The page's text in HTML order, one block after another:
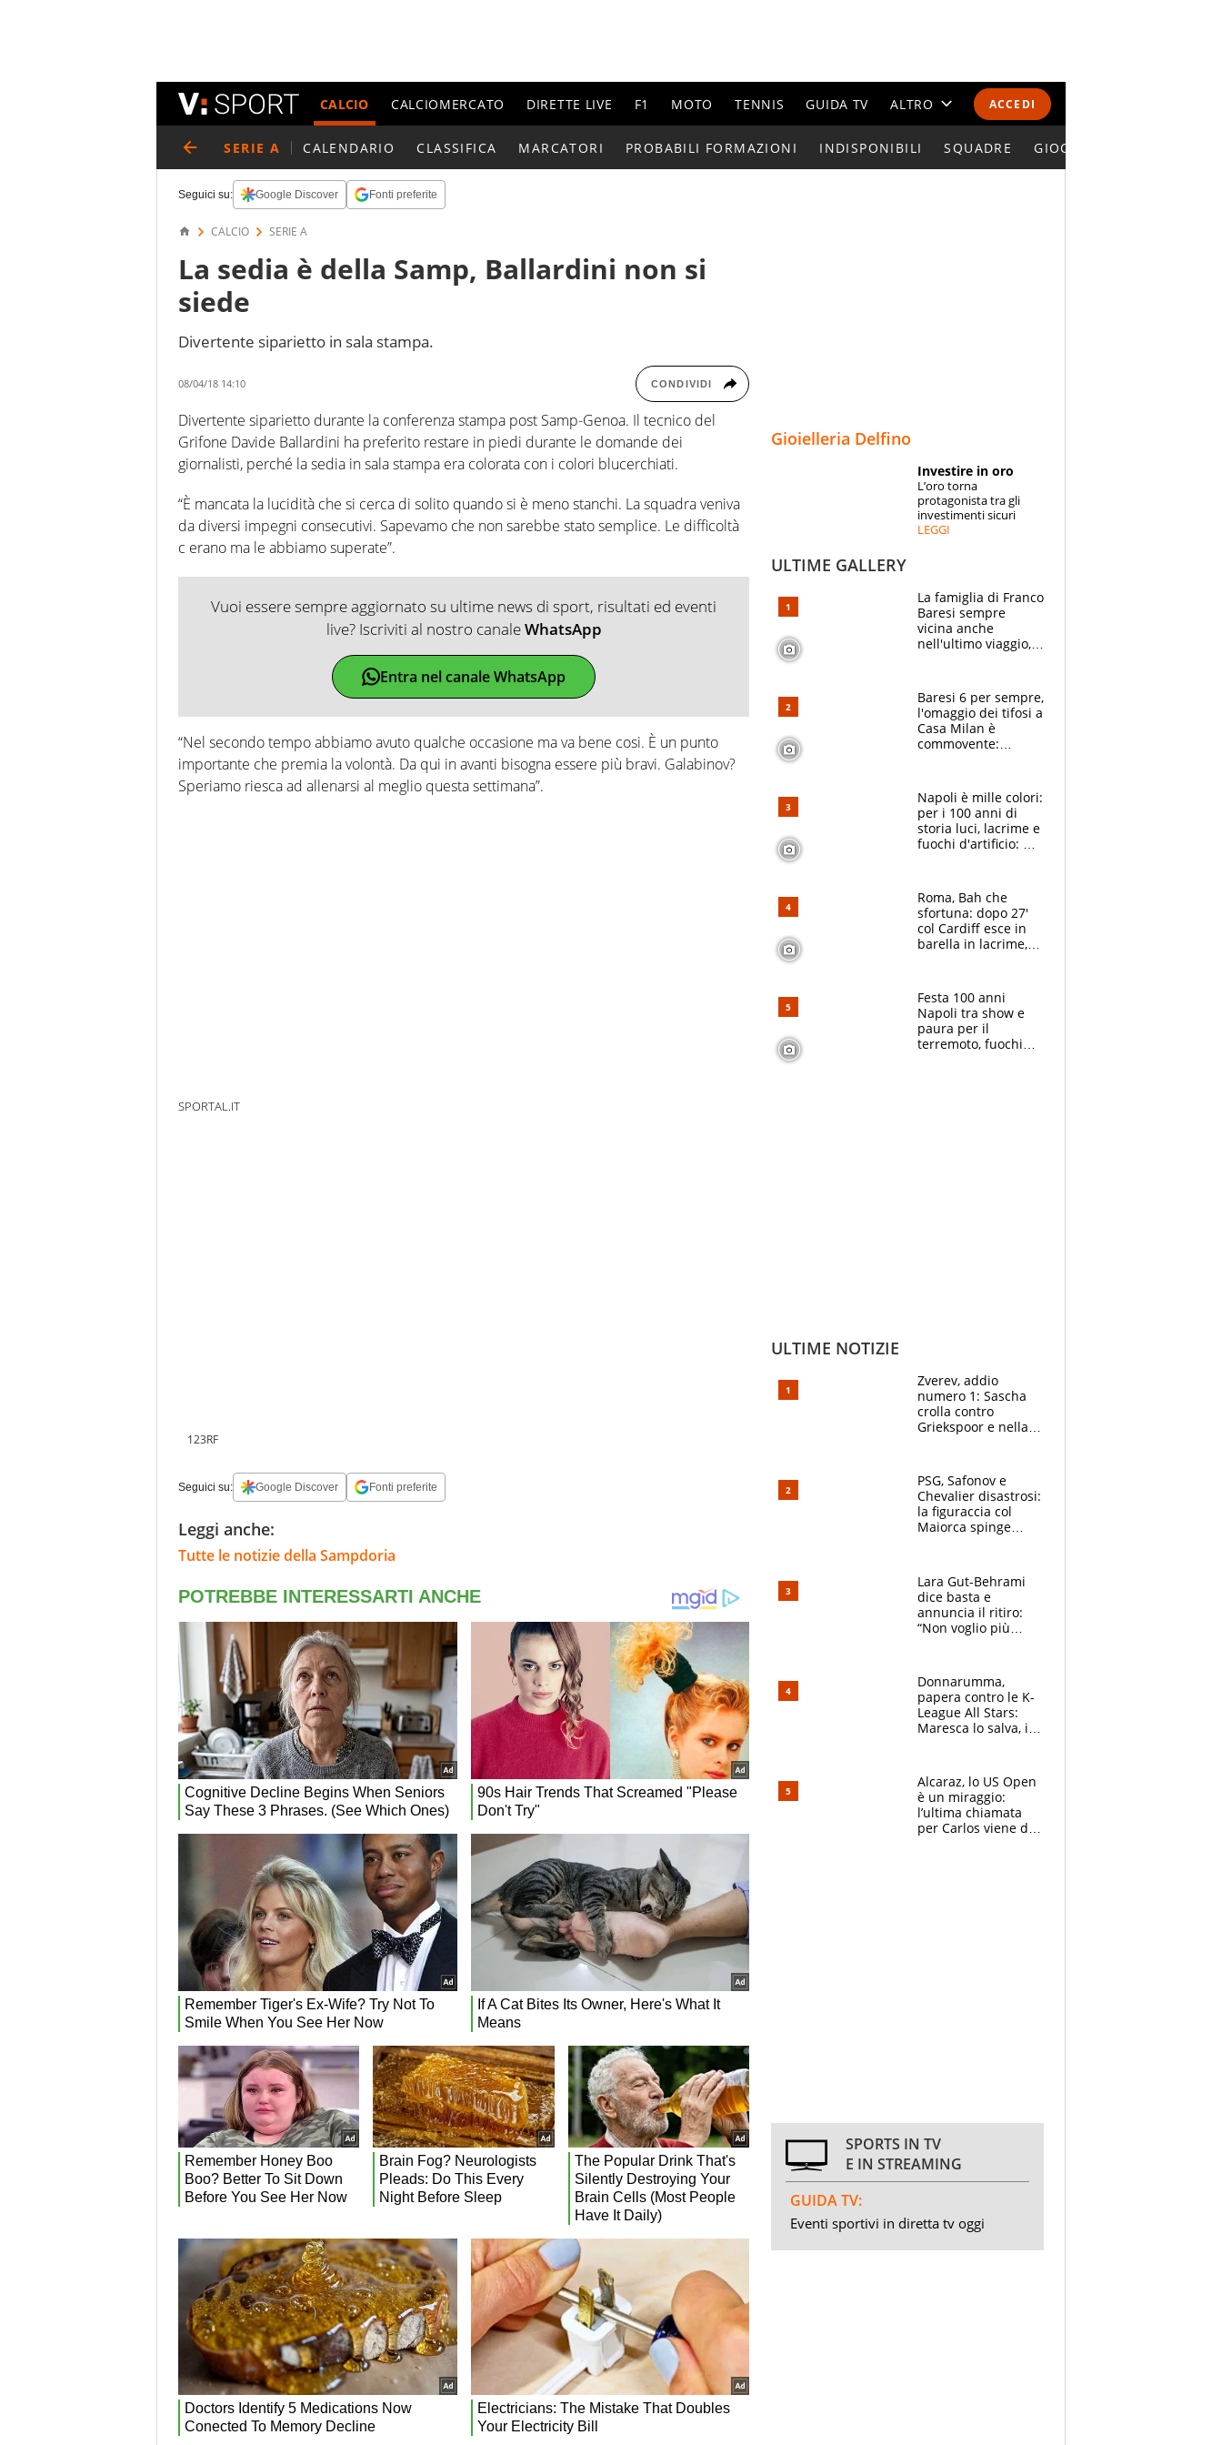
ACCEDI
CALCIO CALCIOMERCATO DIRETTE LIVE F1 MOTO TENNIS GUIDA TV ALTRO
CALENDARI E CLASSIFICHE
ESPERTI
SERIE A CALENDARIO CLASSIFICA MARCATORI PROBABILI FORMAZIONI INDISPONIBILI SQUADRE GIOCATORI SERIE A
Seguici su: Google Discover Fonti preferite
CALCIO SERIE A
La sedia è della Samp, Ballardini non si
siede
Divertente siparietto in sala stampa.
08/04/18 14:10 CONDIVIDI
Divertente siparietto durante la conferenza stampa post Samp-Genoa. Il tecnico del
Grifone Davide Ballardini ha preferito restare in piedi durante le domande dei
giornalisti, perché la sedia in sala stampa era colorata con i colori blucerchiati.
“È mancata la lucidità che si cerca di solito quando si è meno stanchi. La squadra veniva
da diversi impegni consecutivi. Sapevamo che non sarebbe stato semplice. Le difficoltà
c erano ma le abbiamo superate”.
Vuoi essere sempre aggiornato su ultime news di sport, risultati ed eventi
live? Iscriviti al nostro canaleWhatsApp
Entra nel canale WhatsApp
“Nel secondo tempo abbiamo avuto qualche occasione ma va bene cosi. È un punto
importante che premia la volontà. Da qui in avanti bisogna essere più bravi. Galabinov?
Speriamo riesca ad allenarsi al meglio questa settimana”.
SPORTAL.IT
123RF
Seguici su: Google Discover Fonti preferite
Leggi anche:
Tutte le notizie della Sampdoria
Gioielleria Delfino
Investire in oro
L’oro torna
protagonista tra gli
investimenti sicuri
LEGGI
ULTIME GALLERY
La famiglia di Franco
Baresi sempre
vicina anche
nell'ultimo viaggio,
circondati
dall'affetto dei tifosi
Baresi 6 per sempre,
l'omaggio dei tifosi a
Casa Milan è
commovente:
bigliettini
Napoli è mille colori:
per i 100 anni di
storia luci, lacrime e
fuochi d'artificio: De
Roma, Bah che
sfortuna: dopo 27'
col Cardiff esce in
barella in lacrime,
prendono 3 gol in
45'
Festa 100 anni
Napoli tra show e
paura per il
terremoto, fuochi
ULTIME NOTIZIE
Zverev, addio
numero 1: Sascha
crolla contro
Griekspoor e nella
terzo. Quanti malori
a Montreal
PSG, Safonov e
Chevalier disastrosi:
la figuraccia col
Maiorca spinge
rischio beffa
Lara Gut-Behrami
dice basta e
annuncia il ritiro:
“Non voglio più
Brignone
Donnarumma,
papera contro le K-
League All Stars:
Maresca lo salva, i
Alcaraz, lo US Open
è un miraggio:
l’ultima chiamata
per Carlos viene da
SPORTS IN TV
E IN STREAMING
GUIDA TV:
Eventi sportivi in diretta tv oggi